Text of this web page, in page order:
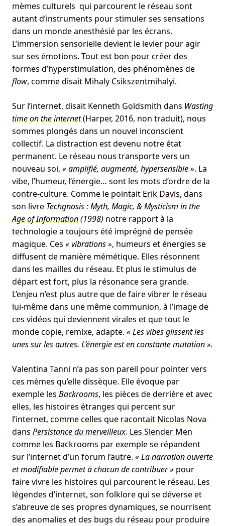
mèmes culturels qui parcourent le réseau sont
autant d’instruments pour stimuler ses sensations
dans un monde anesthésié par les écrans.
L’immersion sensorielle devient le levier pour agir
sur ses émotions. Tout est bon pour créer des
formes d’hyperstimulation, des phénomènes de
flow, comme disait Mihaly Csikszentmihalyi.
Sur l’internet, disait Kenneth Goldsmith dans Wasting
time on the internet(Harper, 2016, non traduit), nous
sommes plongés dans un nouvel inconscient
collectif. La distraction est devenu notre état
permanent. Le réseau nous transporte vers un
nouveau soi, « amplifié, augmenté, hypersensible ». La
vibe, l’humeur, l’énergie… sont les mots d’ordre de la
contre-culture. Comme le pointait Erik Davis, dans
son livre Techgnosis :Myth, Magic, & Mysticism in the
Age of Information(1998) notre rapport à la
technologie a toujours été imprégné de pensée
magique. Ces « vibrations », humeurs et énergies se
diffusent de manière mémétique. Elles résonnent
dans les mailles du réseau. Et plus le stimulus de
départ est fort, plus la résonance sera grande.
L’enjeu n’est plus autre que de faire vibrer le réseau
lui-même dans une même communion, à l’image de
ces vidéos qui deviennent virales et que tout le
monde copie, remixe, adapte. « Les vibes glissent les
unes sur les autres. L’énergie est en constante mutation ».
Valentina Tanni n’a pas son pareil pour pointer vers
ces mèmes qu’elle dissèque. Elle évoque par
exemple les Backrooms, les pièces de derrière et avec
elles, les histoires étranges qui percent sur
l’internet, comme celles que racontait Nicolas Nova
dans Persistance du merveilleux. Les Slender Men
comme les Backrooms par exemple se répandent
sur l’internet d’un forum l’autre. « La narration ouverte
et modifiable permet à chacun de contribuer » pour
faire vivre les histoires qui parcourent le réseau. Les
légendes d’internet, son folklore qui se déverse et
s’abreuve de ses propres dynamiques, se nourrisent
des anomalies et des bugs du réseau pour produire